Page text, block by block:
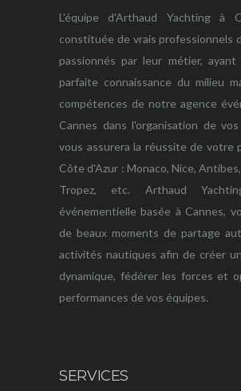
L'équipe d'Arthaud Yachting à
constituée de vrais professionnels
passionnés par leur métier, ayant
parfaite connaissance du milieu
compétences de notre agence
Cannes dans l'organisation de
vous assurera la réussite de votre
Côte d'Azur : Monaco, Nice,
Tropez, etc. Arthaud
événementielle basée à Cannes,
de beaux moments de partage
activités nautiques afin de créer
dynamique, fédérer les forces et
performances de vos équipes.
SERVICES